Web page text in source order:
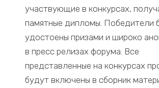
участвующие в конкурсах,
памятные дипломы. Победители
удостоены призами и широко
в пресс релизах форума. Все
представленные на конкурсах
будут включены в сборник